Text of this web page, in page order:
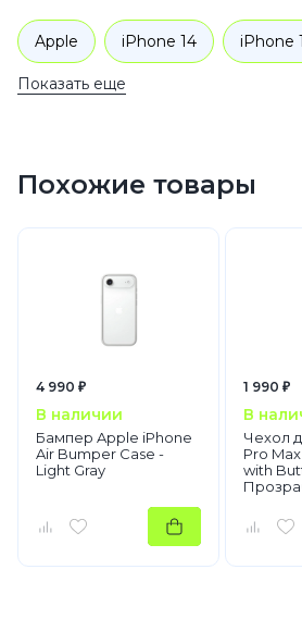
Apple iPhone 14 iPhone
Аксессуары
Показать еще
Похожие товары
4 990 ₽
В наличии
Бампер Apple iPhone
Air Bumper Case -
Light Gray
1 990 ₽
В
Чехол
Pro
with